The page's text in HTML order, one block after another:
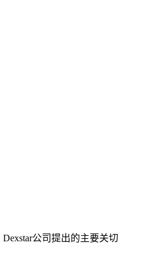
公司提出的主要关切